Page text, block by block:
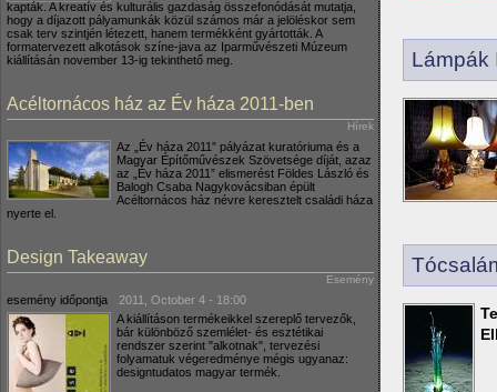
kapták. A kreatív és kulturális gazdaság összefonódását mutatja,
hogy a díjazott pályamunkák közül számos már a jelöléskor sem
csak terv szintjén létezett, hanem termékként gyártották. A
formatervezett alkotások színe-java az Iparművészeti Múzeum
kiállításán november 13-ig tekinthető meg.
Acéltornácos ház az Év háza 2011-ben
Hírek
Az „Év háza 2011” pályázat kuratóriuma és a
Magyar Építőművészek Szövetsége díját, azaz
az „Év háza 2011” elismerést Földes László és
Balogh Csaba Nagykovácsiban épült
Acéltornácos ház névre keresztelt családi háza
nyerte el.
Design Takeaway
Esemény
esemény időpontja
2011, October 4 - 18:00
A kiállításon termékeikkel szereplő tervezők,
bár különböző szemlélet- és esztétikai
rendszer szerint "alkotnak", tervezési
folyamatuk végeredménye mégis ugyanaz:
designtudatos magyar termék.
Lámpák